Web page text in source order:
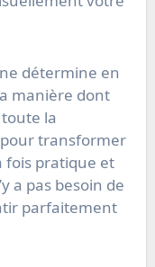
détermine en
manière dont
la
transformer
fois pratique et
a pas besoin de
parfaitement